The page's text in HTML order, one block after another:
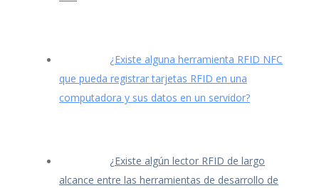
¿Existe alguna herramienta RFID NFC
que pueda registrar tarjetas RFID en una
computadora y sus datos en un servidor?
¿Existe algún lector RFID de largo
alcance entre las herramientas de desarrollo de